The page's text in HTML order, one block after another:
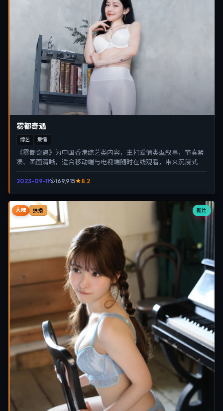
雾都奇遇
综艺 爱情
《雾都奇遇》为中国香港综艺类内容，主打爱情类型叙事，节奏紧
凑、画面清晰，适合移动端与电视端随时在线观看，带来沉浸式视
2023-09-11 169,915 8.2
新片
大陆 独播